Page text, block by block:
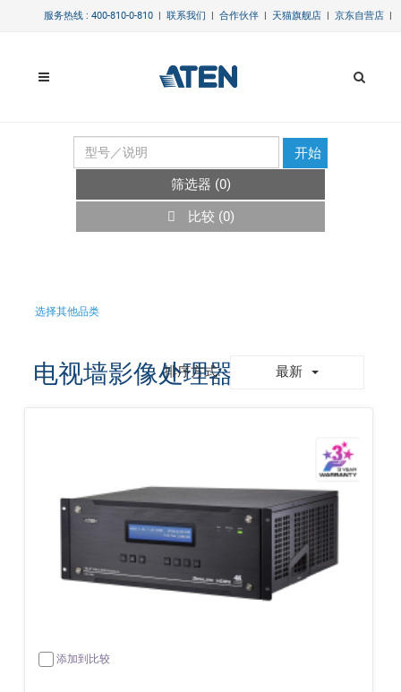
服务热线 : 400-810-0-810 | 联系我们 | 合作伙伴 | 天猫旗舰店 | 京东自营店 |
开始
筛选器 (0)
比较 (0)
选择其他品类
最新
排序方式:
电视墙影像处理器
添加到比较